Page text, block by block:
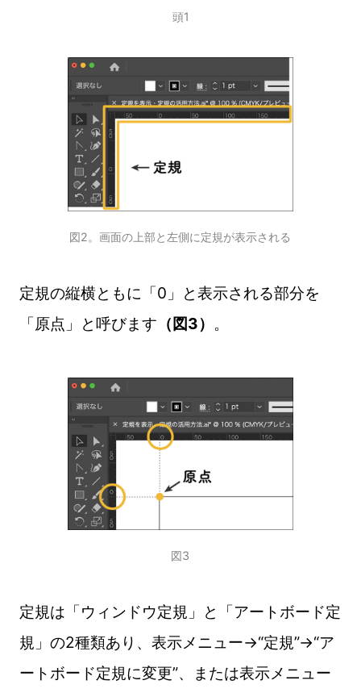
頭1
図2。画面の上部と左側に定規が表示される
定規の縦横ともに「0」と表示される部分を
「原点」と呼びます （図3） 。
図3
定規は「ウィンドウ定規」と「アートボード定
規」の2種類あり、表示メニュー→“定規”→“ア
ートボード定規に変更”、または表示メニュー